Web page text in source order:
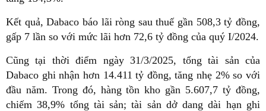
Kết quả, Dabaco báo lãi ròng sau thuế gần 508,3 tỷ đồng,
gấp 7 lần so với mức lãi hơn 72,6 tỷ đồng của quý I/2024.
Cũng tại thời điểm ngày 31/3/2025, tổng tài sản của
Dabaco ghi nhận hơn 14.411 tỷ đồng, tăng nhẹ 2% so với
đầu năm. Trong đó, hàng tồn kho gần 5.607,7 tỷ đồng,
chiếm 38,9% tổng tài sản; tài sản dở dang dài hạn ghi